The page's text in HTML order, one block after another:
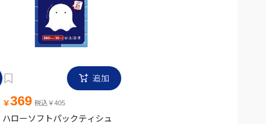
追加
￥369 税込￥405
ハローソフトパックティシュ